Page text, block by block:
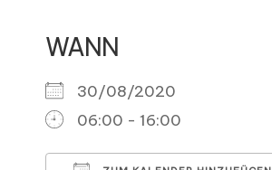
G
ei
d
WANN
30/08/2020
06:00 - 16:00